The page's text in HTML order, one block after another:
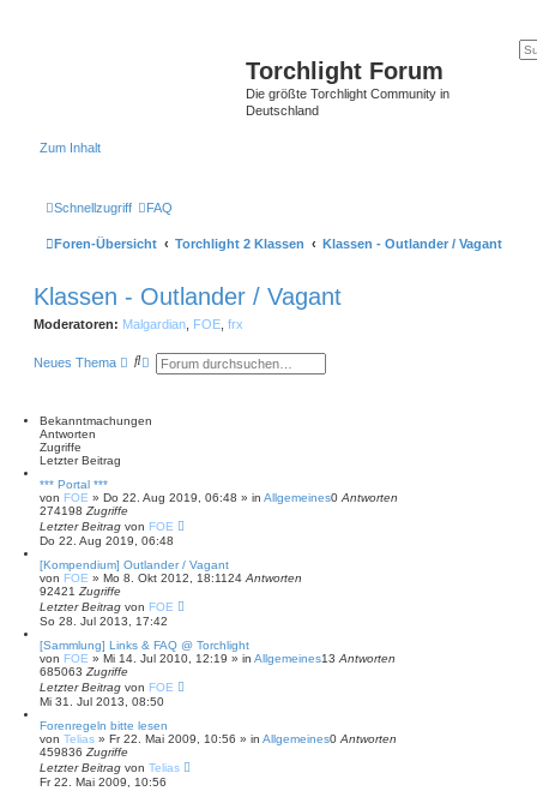
Torchlight Forum
Die größte Torchlight Community in
Deutschland
Zum Inhalt
Schnellzugriff FAQ
Foren-Übersicht Torchlight 2 Klassen Klassen - Outlander / Vagant
Klassen - Outlander / Vagant
Moderatoren: Malgardian FOE frx
Neues Thema
S
e
E
i
S
c
h
e
Bekanntmachungen
Antworten
Zugriffe
Letzter Beitrag
*** Portal ***
von FOE » Do 22. Aug 2019, 06:48 » in Allgemeines0 Antworten
274198 Zugriffe
Letzter Beitrag von FOE
Do 22. Aug 2019, 06:48
[Kompendium] Outlander / Vagant
von FOE » Mo 8. Okt 2012, 18:1124 Antworten
92421 Zugriffe
Letzter Beitrag von FOE
So 28. Jul 2013, 17:42
[Sammlung] Links & FAQ @ Torchlight
von FOE » Mi 14. Jul 2010, 12:19 » in Allgemeines13 Antworten
685063 Zugriffe
Letzter Beitrag von FOE
Mi 31. Jul 2013, 08:50
Forenregeln bitte lesen
von Telias » Fr 22. Mai 2009, 10:56 » in Allgemeines0 Antworten
459836 Zugriffe
Letzter Beitrag von Telias
Fr 22. Mai 2009, 10:56